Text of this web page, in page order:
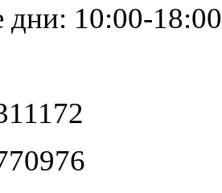
дни: 10:00-18:00